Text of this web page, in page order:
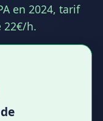
en 2024, tarif
22€/h.